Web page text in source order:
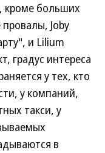
кроме больших
Joby
и Lilium
градус интереса
у тех, кто
у компаний,
такси, у
в